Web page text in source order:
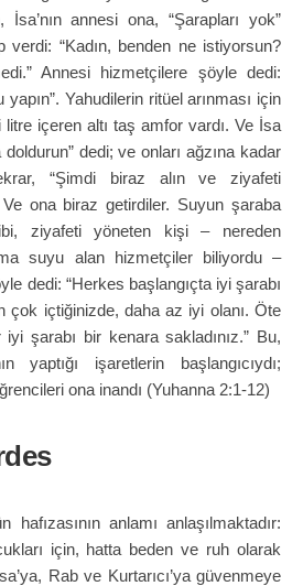
annesi ona, “Şarapları yok”
“Kadın, benden ne istiyorsun?
Annesi hizmetçilere şöyle dedi:
Yahudilerin ritüel arınması için
içeren altı taş amfor vardı. Ve İsa
dedi; ve onları ağzına kadar
“Şimdi biraz alın ve ziyafeti
ona biraz getirdiler. Suyun şaraba
ziyafeti yöneten kişi – nereden
suyu alan hizmetçiler biliyordu –
dedi: “Herkes başlangıçta iyi şarabı
çok içtiğinizde, daha az iyi olanı. Öte
şarabı bir kenara sakladınız.” Bu,
yaptığı işaretlerin başlangıcıydı;
ona inandı (Yuhanna 2:1-12)
anlamı anlaşılmaktadır:
için, hatta beden ve ruh olarak
Rab ve Kurtarıcı’ya güvenmeye